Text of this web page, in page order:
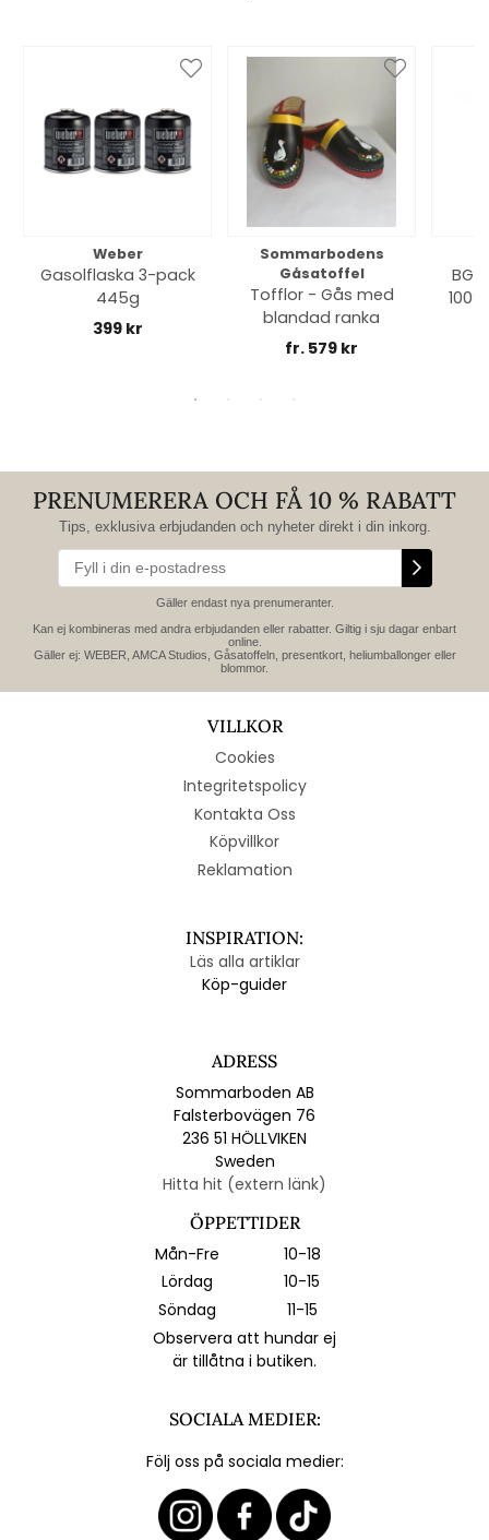
Weber
Gasolflaska 3-pack
445g
399 kr
Sommarbodens
Gåsatoffel
Tofflor - Gås med
blandad ranka
fr. 579 kr
PRENUMERERA OCH FÅ 10 % RABATT
Tips, exklusiva erbjudanden och nyheter direkt i din inkorg.
Gäller endast nya prenumeranter.
Kan ej kombineras med andra erbjudanden eller rabatter. Giltig i sju dagar enbart
online.
Gäller ej: WEBER, AMCA Studios, Gåsatoffeln, presentkort, heliumballonger eller
blommor.
VILLKOR
Cookies
Integritetspolicy
Kontakta Oss
Köpvillkor
Reklamation
INSPIRATION:
Läs alla artiklar
Köp-guider
ADRESS
Sommarboden AB
Falsterbovägen 76
236 51 HÖLLVIKEN
Sweden
Hitta hit (extern länk)
ÖPPETTIDER
Mån-Fre
10-18
Lördag
10-15
Söndag
11-15
Observera att hundar ej
är tillåtna i butiken.
SOCIALA MEDIER:
Följ oss på sociala medier: